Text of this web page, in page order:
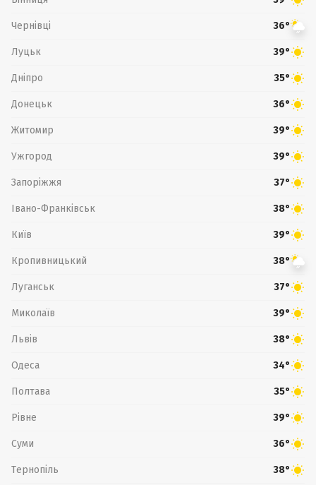
Чернівці 36°
Луцьк 39°
Дніпро 35°
Донецьк 36°
Житомир 39°
Ужгород 39°
Запоріжжя 37°
Івано-Франківськ 38°
Київ 39°
Кропивницький 38°
Луганськ 37°
Миколаїв 39°
Львів 38°
Одеса 34°
Полтава 35°
Рівне 39°
Суми 36°
Тернопіль 38°